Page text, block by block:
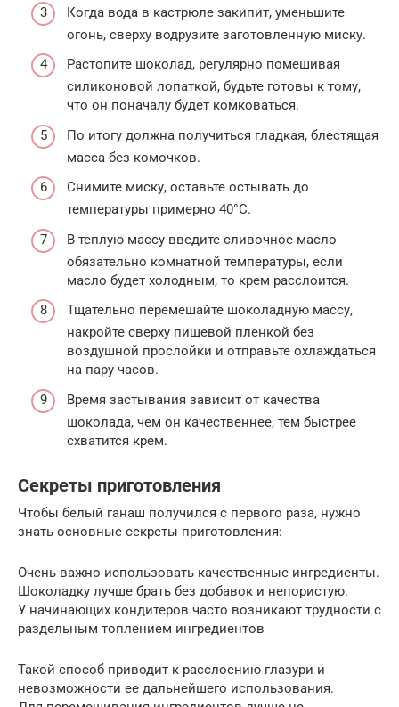
Когда вода в кастрюле закипит, уменьшите
огонь, сверху водрузите заготовленную миску.
Растопите шоколад, регулярно помешивая
силиконовой лопаткой, будьте готовы к тому,
что он поначалу будет комковаться.
По итогу должна получиться гладкая, блестящая
масса без комочков.
Снимите миску, оставьте остывать до
температуры примерно 40°C.
В теплую массу введите сливочное масло
обязательно комнатной температуры, если
масло будет холодным, то крем расслоится.
Тщательно перемешайте шоколадную массу,
накройте сверху пищевой пленкой без
воздушной прослойки и отправьте охлаждаться
на пару часов.
Время застывания зависит от качества
шоколада, чем он качественнее, тем быстрее
схватится крем.
Секреты приготовления
Чтобы белый ганаш получился с первого раза, нужно
знать основные секреты приготовления:
Очень важно использовать качественные ингредиенты.
Шоколадку лучше брать без добавок и непористую.
У начинающих кондитеров часто возникают трудности с
раздельным топлением ингредиентов
Такой способ приводит к расслоению глазури и
невозможности ее дальнейшего использования.